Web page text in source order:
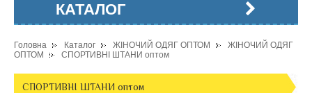
КАТАЛОГ
Головна Каталог ЖІНОЧИЙ ОДЯГ ОПТОМ
ЖІНОЧИЙ ОДЯГ
ОПТОМ
СПОРТИВНІ ШТАНИ оптом
СПОРТИВНІ ШТАНИ оптом